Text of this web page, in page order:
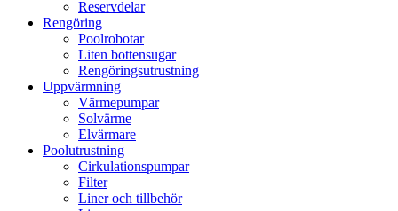
Reservdelar
Rengöring
Poolrobotar
Liten bottensugar
Rengöringsutrustning
Uppvärmning
Värmepumpar
Solvärme
Elvärmare
Poolutrustning
Cirkulationspumpar
Filter
Liner och tillbehör